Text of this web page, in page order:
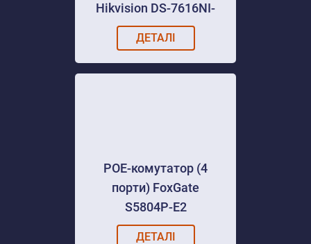
Hikvision DS-7616NI-
K2
ДЕТАЛІ
POE-комутатор (4
порти) FoxGate
S5804P-E2
ДЕТАЛІ